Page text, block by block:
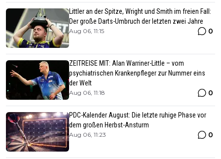
Littler an der Spitze, Wright und Smith im freien Fall:
Der große Darts-Umbruch der letzten zwei Jahre
Aug 06, 11:15 0
ZEITREISE MIT: Alan Warriner-Little – vom
psychiatrischen Krankenpfleger zur Nummer eins
der Welt
Aug 06, 11:18 0
PDC-Kalender August: Die letzte ruhige Phase vor
dem großen Herbst-Ansturm
Aug 06, 11:23 0